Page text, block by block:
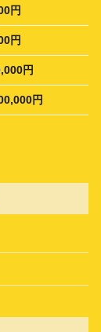
円
円
円
円